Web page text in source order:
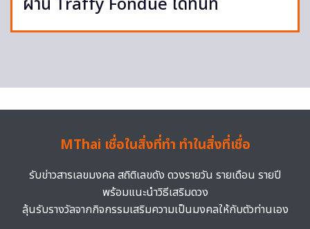
MThai เชื่อในสิ่งที่ทำ ทำในสิ่งที่เชื่อ
รับข่าวสารเลขมงคล สถิติเลขดัง ดวงรายวัน รายเดือน รายปี
พร้อมแนะนำวิธีเสริมดวง
ลุ้นรับรางวัลจากกิจกรรมเสริมความเป็นมงคลให้กับตัวท่านเอง